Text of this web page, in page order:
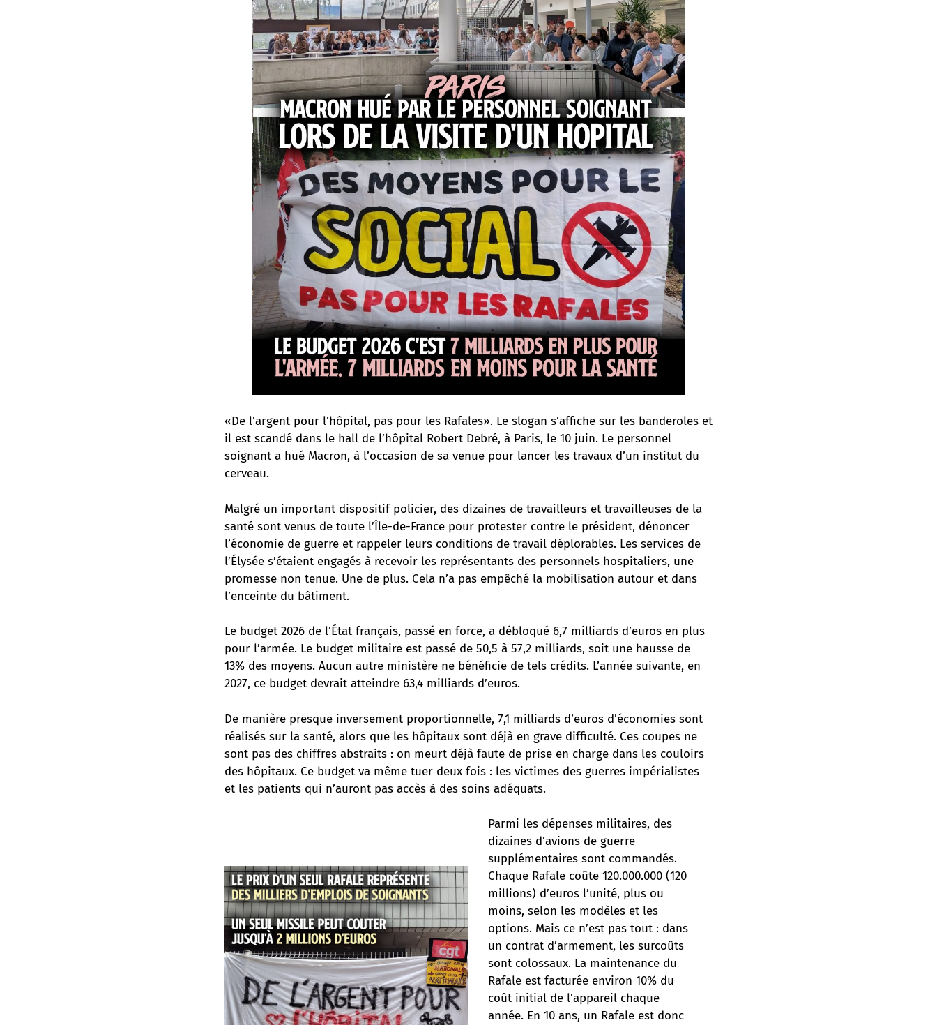
«De l’argent pour l’hôpital, pas pour les Rafales». Le slogan s’affiche sur les banderoles et
il est scandé dans le hall de l’hôpital Robert Debré, à Paris, le 10 juin. Le personnel
soignant a hué Macron, à l’occasion de sa venue pour lancer les travaux d’un institut du
cerveau.
Malgré un important dispositif policier, des dizaines de travailleurs et travailleuses de la
santé sont venus de toute l’Île-de-France pour protester contre le président, dénoncer
l’économie de guerre et rappeler leurs conditions de travail déplorables. Les services de
l’Élysée s’étaient engagés à recevoir les représentants des personnels hospitaliers, une
promesse non tenue. Une de plus. Cela n’a pas empêché la mobilisation autour et dans
l’enceinte du bâtiment.
Le budget 2026 de l’État français, passé en force, a débloqué 6,7 milliards d’euros en plus
pour l’armée. Le budget militaire est passé de 50,5 à 57,2 milliards, soit une hausse de
13% des moyens. Aucun autre ministère ne bénéficie de tels crédits. L’année suivante, en
2027, ce budget devrait atteindre 63,4 milliards d’euros.
De manière presque inversement proportionnelle, 7,1 milliards d’euros d’économies sont
réalisés sur la santé, alors que les hôpitaux sont déjà en grave difficulté. Ces coupes ne
sont pas des chiffres abstraits : on meurt déjà faute de prise en charge dans les couloirs
des hôpitaux. Ce budget va même tuer deux fois : les victimes des guerres impérialistes
et les patients qui n’auront pas accès à des soins adéquats.
Parmi les dépenses militaires, des
dizaines d’avions de guerre
supplémentaires sont commandés.
Chaque Rafale coûte 120.000.000 (120
millions) d’euros l’unité, plus ou
moins, selon les modèles et les
options. Mais ce n’est pas tout : dans
un contrat d’armement, les surcoûts
sont colossaux. La maintenance du
Rafale est facturée environ 10% du
coût initial de l’appareil chaque
année. En 10 ans, un Rafale est donc